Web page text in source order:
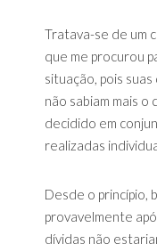
Tratava-se de um
que me procurou
situação, pois
não sabiam mais o
decidido em
realizadas
Desde o princípio,
provavelmente
dívidas não